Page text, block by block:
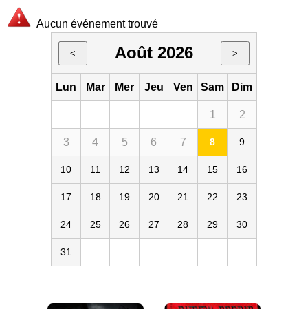
Aucun événement trouvé
< Août 2026 >
Lun Mar Mer Jeu Ven Sam Dim
1 2
3 4 5 6 7 8 9
10 11 12 13 14 15 16
17 18 19 20 21 22 23
24 25 26 27 28 29 30
31